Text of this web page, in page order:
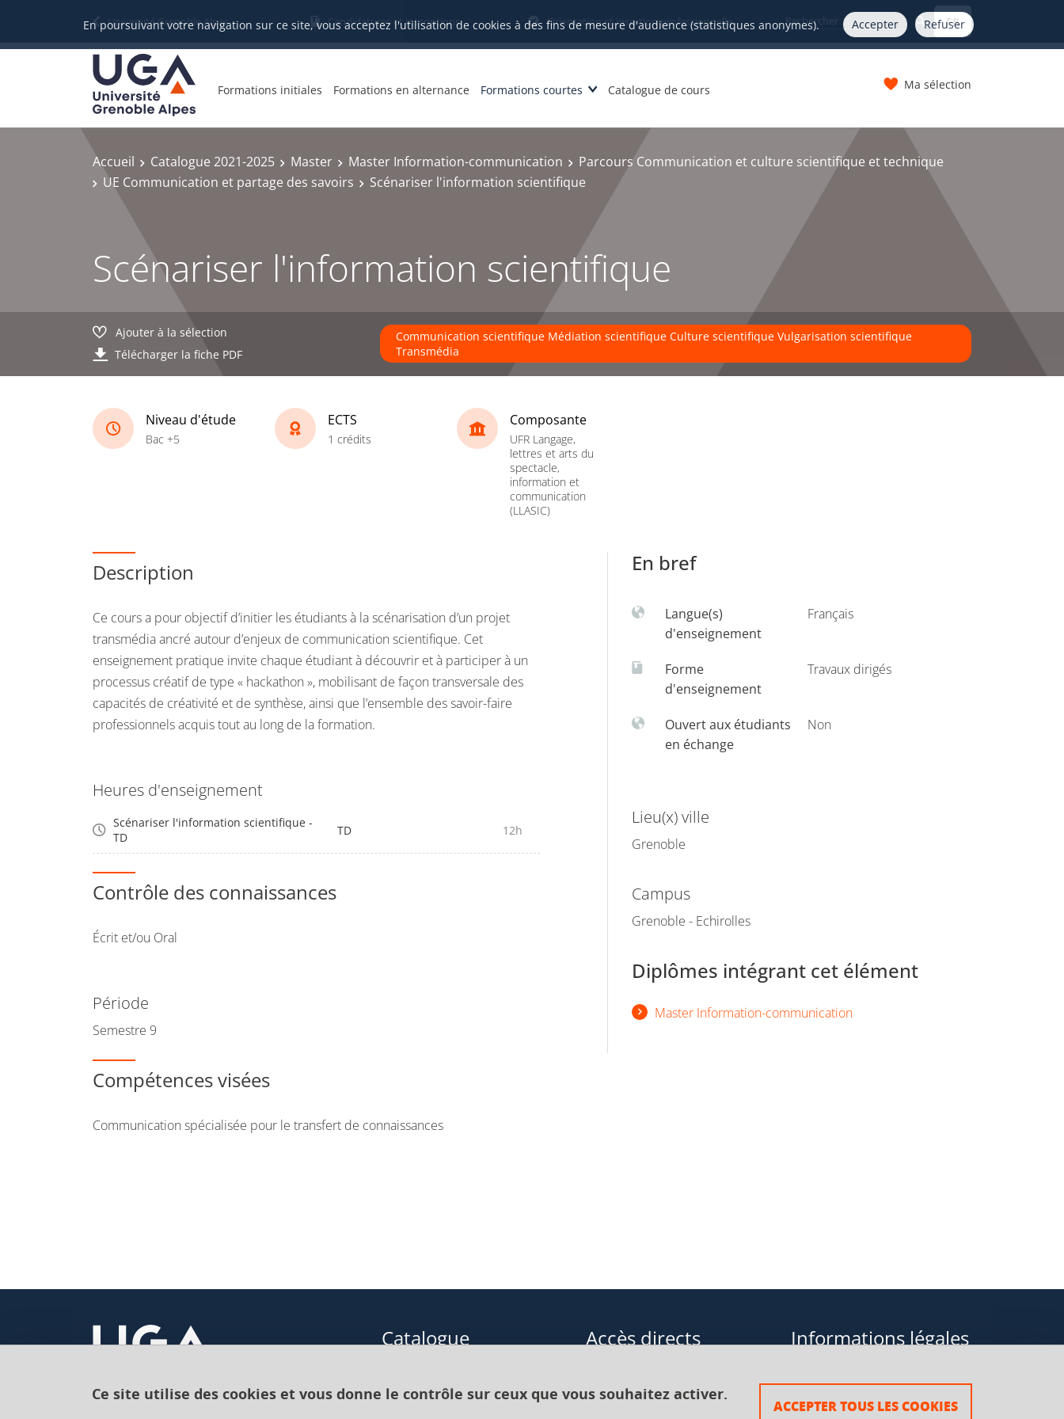
Ce site utilise des cookies et vous donne le contrôle sur ceux que vous souhaitez activer.
ACCEPTER TOUS LES COOKIES
En poursuivant votre navigation sur ce site, vous acceptez l'utilisation de cookies à des fins de mesure d'audience (statistiques anonymes). Accepter Refuser
Université Grenoble Alpes Candidatures et inscriptions Orientation et insertion professionnelle FR
Formations initiales Formations en alternance Formations courtes Catalogue de cours Ma sélection
Accueil Catalogue 2021-2025 Master Master Information-communication
Parcours Communication et culture scientifique et technique
UE Communication et partage des savoirs
Scénariser l'information scientifique
Scénariser l'information scientifique
Ajouter à la sélection
Télécharger la fiche PDF
Communication scientifique Médiation scientifique Culture scientifique Vulgarisation scientifique
Transmédia
Niveau d'étude
Bac +5
ECTS
1 crédits
Composante
UFR Langage,
lettres et arts du
spectacle,
information et
communication
(LLASIC)
Description
Ce cours a pour objectif d’initier les étudiants à la scénarisation d’un projet
transmédia ancré autour d’enjeux de communication scientifique. Cet
enseignement pratique invite chaque étudiant à découvrir et à participer à un
processus créatif de type « hackathon », mobilisant de façon transversale des
capacités de créativité et de synthèse, ainsi que l’ensemble des savoir-faire
professionnels acquis tout au long de la formation.
Heures d'enseignement
Scénariser l'information scientifique -
TD
TD 12h
Contrôle des connaissances
Écrit et/ou Oral
Période
Semestre 9
Compétences visées
Communication spécialisée pour le transfert de connaissances
En bref
Langue(s)
d'enseignement
Français
Forme
d'enseignement
Travaux dirigés
Ouvert aux étudiants
en échange
Non
Lieu(x) ville
Grenoble
Campus
Grenoble - Echirolles
Diplômes intégrant cet élément
Master Information-communication
Catalogue Accès directs Informations légales
Plan du site